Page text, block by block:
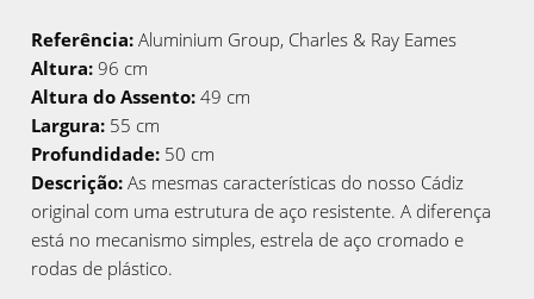
Referência:Aluminium Group, Charles & Ray Eames
Altura:96 cm
Altura do Assento:49 cm
Largura: 55 cm
Profundidade: 50 cm
Descrição:As mesmas características do nosso Cádiz
original com uma estrutura de aço resistente. A diferença
está no mecanismo simples, estrela de aço cromado e
rodas de plástico.